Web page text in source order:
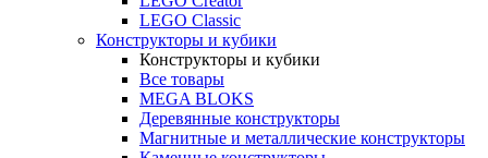
LEGO Classic
Конструкторы и кубики
Конструкторы и кубики
Все товары
MEGA BLOKS
Деревянные конструкторы
Магнитные и металлические конструкторы